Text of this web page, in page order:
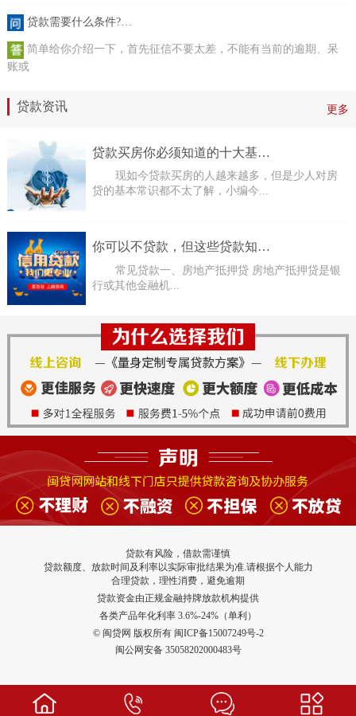
贷款需要什么条件?…
简单给你介绍一下，首先征信不要太差，不能有当前的逾期、呆
账或
贷款资讯 更多
贷款买房你必须知道的十大基…
现如今贷款买房的人越来越多，但是少人对房
贷的基本常识都不太了解，小编今...
你可以不贷款，但这些贷款知…
常见贷款一、房地产抵押贷 房地产抵押贷是银
行或其他金融机...
贷款有风险，借款需谨慎
贷款额度、放款时间及利率以实际审批结果为准.请根据个人能力
合理贷款，理性消费，避免逾期
贷款资金由正规金融持牌放款机构提供
各类产品年化利率 3.6%-24%（单利）
© 闽贷网 版权所有 闽ICP备15007249号-2
闽公网安备 35058202000483号